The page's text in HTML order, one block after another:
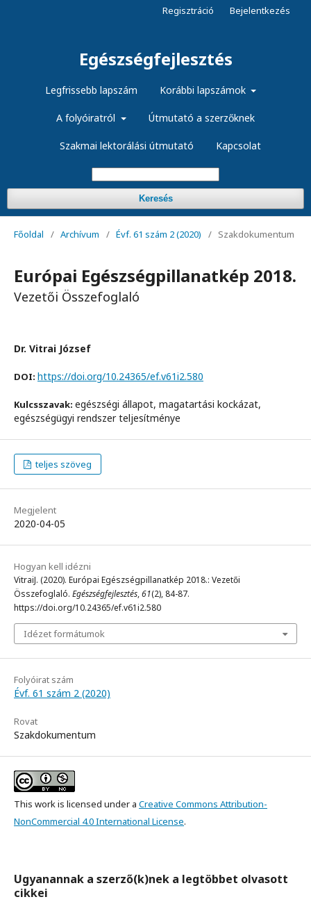
Egészségfejlesztés
Legfrissebb lapszám Korábbi lapszámok
A folyóiratról Útmutató a szerzőknek
Szakmai lektorálási útmutató Kapcsolat
Keresés
Regisztráció Bejelentkezés
Főoldal / Archívum / Évf. 61 szám 2 (2020) / Szakdokumentum
Európai Egészségpillanatkép 2018.
Vezetői Összefoglaló
Dr. Vitrai József
DOI: https://doi.org/10.24365/ef.v61i2.580
Kulcsszavak: egészségi állapot, magatartási kockázat,
egészségügyi rendszer teljesítménye
teljes szöveg
Megjelent
2020-04-05
Hogyan kell idézni
VitraiJ. (2020). Európai Egészségpillanatkép 2018.: Vezetői
Összefoglaló. Egészségfejlesztés,61(2), 84-87.
https://doi.org/10.24365/ef.v61i2.580
Idézet formátumok
Folyóirat szám
Évf. 61 szám 2 (2020)
Rovat
Szakdokumentum
This work is licensed under a Creative Commons Attribution-
NonCommercial 4.0 International License.
Ugyanannak a szerző(k)nek a legtöbbet olvasott
cikkei